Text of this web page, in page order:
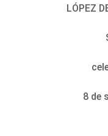
LÓPEZ
8 de